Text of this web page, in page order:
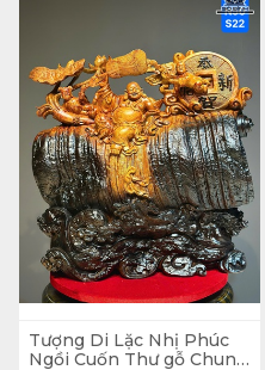
Tượng Di Lặc Nhị Phúc
Ngồi Cuốn Thư gỗ Chun